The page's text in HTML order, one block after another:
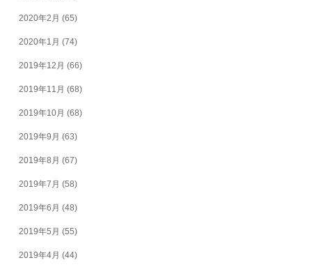
2020年2月 (65)
2020年1月 (74)
2019年12月 (66)
2019年11月 (68)
2019年10月 (68)
2019年9月 (63)
2019年8月 (67)
2019年7月 (58)
2019年6月 (48)
2019年5月 (55)
2019年4月 (44)